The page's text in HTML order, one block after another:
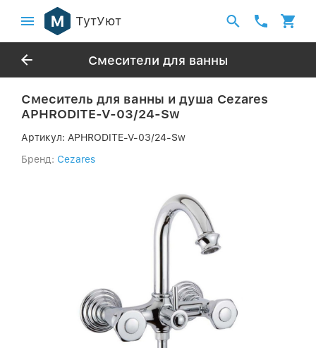
ТутУют
Смесители для ванны
Смеситель для ванны и душа Cezares
APHRODITE-V-03/24-Sw
Артикул: APHRODITE-V-03/24-Sw
Бренд: Cezares